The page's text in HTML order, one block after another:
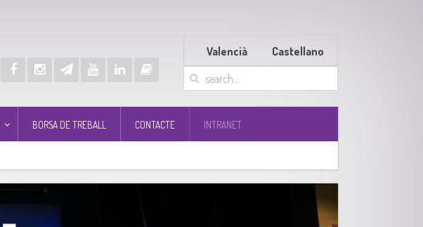
Valencià Castellano
BORSA DE TREBALL CONTACTE INTRANET